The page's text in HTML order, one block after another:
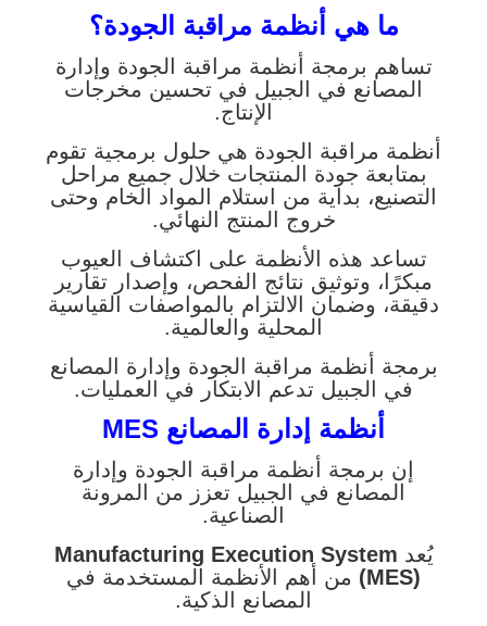
ما هي أنظمة مراقبة الجودة؟
تساهم برمجة أنظمة مراقبة الجودة وإدارة
المصانع في الجبيل في تحسين مخرجات
الإنتاج.
أنظمة مراقبة الجودة هي حلول برمجية تقوم
بمتابعة جودة المنتجات خلال جميع مراحل
التصنيع، بداية من استلام المواد الخام وحتى
خروج المنتج النهائي.
تساعد هذه الأنظمة على اكتشاف العيوب
مبكرًا، وتوثيق نتائج الفحص، وإصدار تقارير
دقيقة، وضمان الالتزام بالمواصفات القياسية
المحلية والعالمية.
برمجة أنظمة مراقبة الجودة وإدارة المصانع
في الجبيل تدعم الابتكار في العمليات.
أنظمة إدارة المصانع MES
إن برمجة أنظمة مراقبة الجودة وإدارة
المصانع في الجبيل تعزز من المرونة
الصناعية.
يُعد Manufacturing Execution System
(MES) من أهم الأنظمة المستخدمة في
المصانع الذكية.